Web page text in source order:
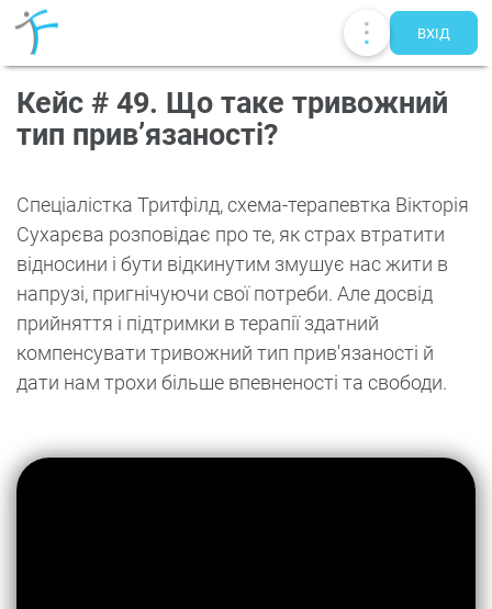
Публікації
ВХIД
Кейс # 49. Що таке тривожний
тип прив’язаності?
Спеціалістка Тритфілд, схема-терапевтка Вікторія
Сухарєва розповідає про те, як страх втратити
відносини і бути відкинутим змушує нас жити в
напрузі, пригнічуючи свої потреби. Але досвід
прийняття і підтримки в терапії здатний
компенсувати тривожний тип прив'язаності й
дати нам трохи більше впевненості та свободи.